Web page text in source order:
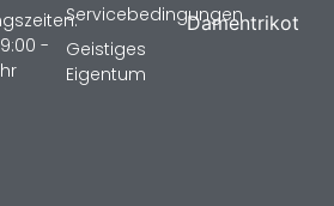
Damentrikot
Servicebedingungen
Geistiges
Eigentum
-